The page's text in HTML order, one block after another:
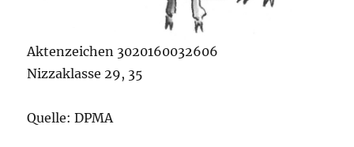
Aktenzeichen 3020160032606
Nizzaklasse 29, 35
Quelle: DPMA